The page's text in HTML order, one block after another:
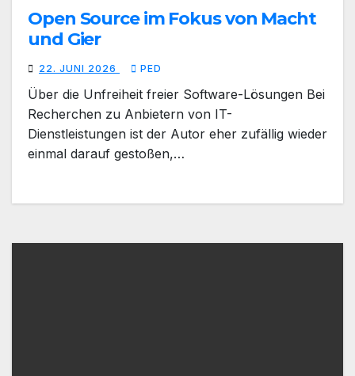
Open Source im Fokus von Macht
und Gier
22. JUNI 2026 PED
Über die Unfreiheit freier Software-Lösungen Bei
Recherchen zu Anbietern von IT-
Dienstleistungen ist der Autor eher zufällig wieder
einmal darauf gestoßen,…